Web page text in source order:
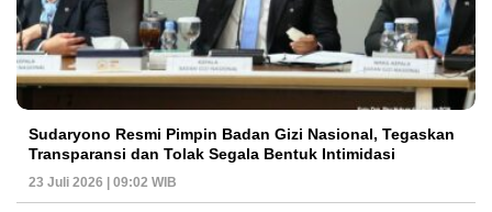
Sudaryono Resmi Pimpin Badan Gizi Nasional, Tegaskan
Transparansi dan Tolak Segala Bentuk Intimidasi
23 Juli 2026 | 09:02 WIB